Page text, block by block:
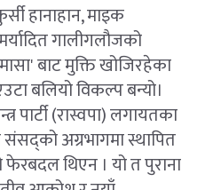
हानाहान, माइक
गालीगलौजको
बाट मुक्ति खोजिरहेका
बलियो विकल्प बन्यो।
पार्टी (रास्वपा) लगायतका
अग्रभागमा स्थापित
थिएन । यो त पुराना